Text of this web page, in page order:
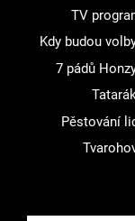
TV
Kdy budou
7 pádů
Pěstování